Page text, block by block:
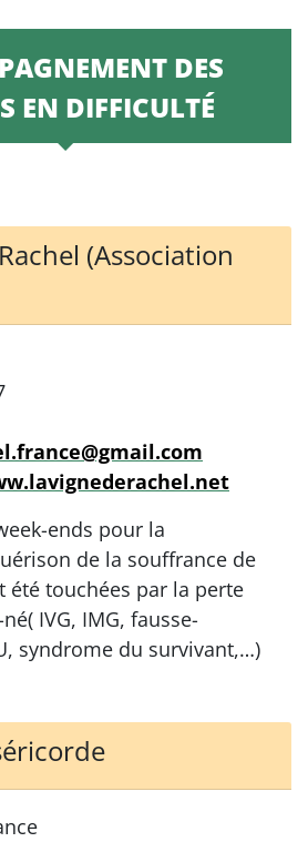
DES
EN DIFFICULTÉ
(Association
ends pour la
de la souffrance de
été touchées par la perte
IVG, IMG, fausse-
syndrome du survivant,…)